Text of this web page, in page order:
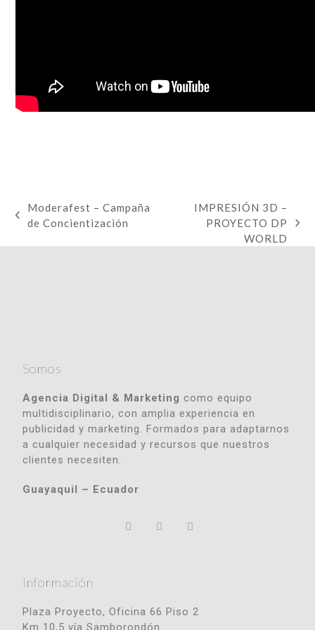
Moderafest – Campaña
de Concientización
IMPRESIÓN 3D –
PROYECTO DP
WORLD
Somos
Agencia Digital & Marketing como equipo
multidisciplinario, con amplia experiencia en
publicidad y marketing. Formados para adaptarnos
a cualquier necesidad y recursos que nuestros
clientes necesiten.
Guayaquil – Ecuador
Información
Plaza Proyecto, Oficina 66 Piso 2
Km 10,5 vía Samborondón